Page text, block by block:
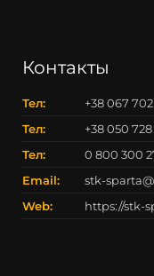
Контакты
Тел:
+38 067 702
Тел:
+38 050
Тел:
0 800 300
Email:
stk-
Web:
https://stk-